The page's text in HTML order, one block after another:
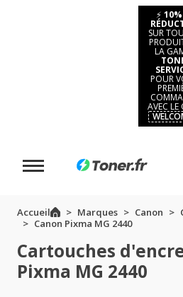
⚡ 10%
SUR
LA
POUR
AVEC LE
Accueil Marques Canon
Canon Pixma MG 2440
Cartouches
Pixma MG 2440